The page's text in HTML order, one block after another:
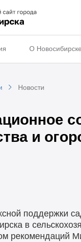
О Новосибирске
Новости
и
поддержки
в
рекомендаций